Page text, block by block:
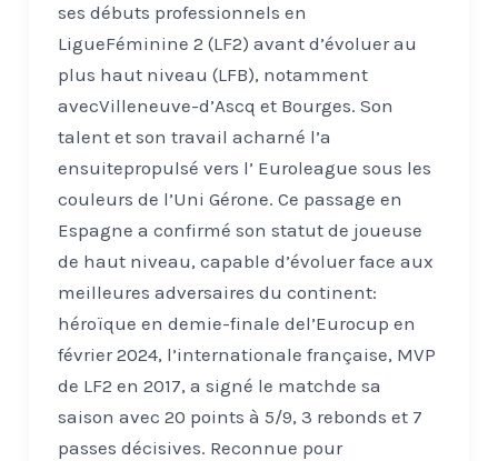
ses débuts professionnels en
LigueFéminine 2 (LF2) avant d’évoluer au
plus haut niveau (LFB), notamment
avecVilleneuve-d’Ascq et Bourges. Son
talent et son travail acharné l’a
ensuitepropulsé vers l’ Euroleague sous les
couleurs de l’Uni Gérone. Ce passage en
Espagne a confirmé son statut de joueuse
de haut niveau, capable d’évoluer face aux
meilleures adversaires du continent:
héroïque en demie-finale del’Eurocup en
février 2024, l’internationale française, MVP
de LF2 en 2017, a signé le matchde sa
saison avec 20 points à 5/9, 3 rebonds et 7
passes décisives. Reconnue pour